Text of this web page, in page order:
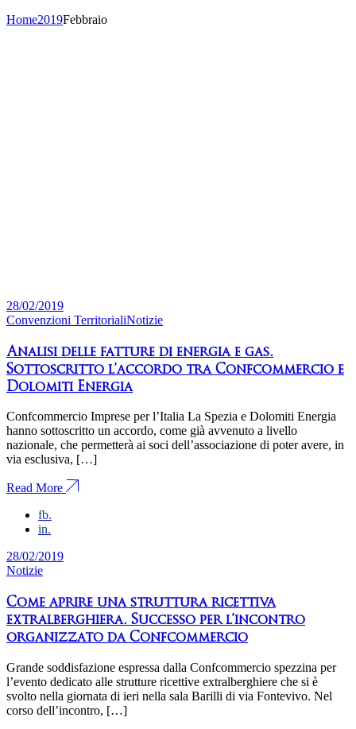
Home2019Febbraio
28/02/2019
Convenzioni TerritorialiNotizie
Analisi delle fatture di energia e gas.
Sottoscritto l’accordo tra Confcommercio e
Dolomiti Energia
Confcommercio Imprese per l’Italia La Spezia e Dolomiti Energia
hanno sottoscritto un accordo, come già avvenuto a livello
nazionale, che permetterà ai soci dell’associazione di poter avere, in
via esclusiva, […]
Read More
fb.
in.
28/02/2019
Notizie
Come aprire una struttura ricettiva
extralberghiera. Successo per l’incontro
organizzato da Confcommercio
Grande soddisfazione espressa dalla Confcommercio spezzina per
l’evento dedicato alle strutture ricettive extralberghiere che si è
svolto nella giornata di ieri nella sala Barilli di via Fontevivo. Nel
corso dell’incontro, […]